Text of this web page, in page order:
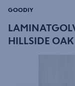
HILLSIDE
GOODIY